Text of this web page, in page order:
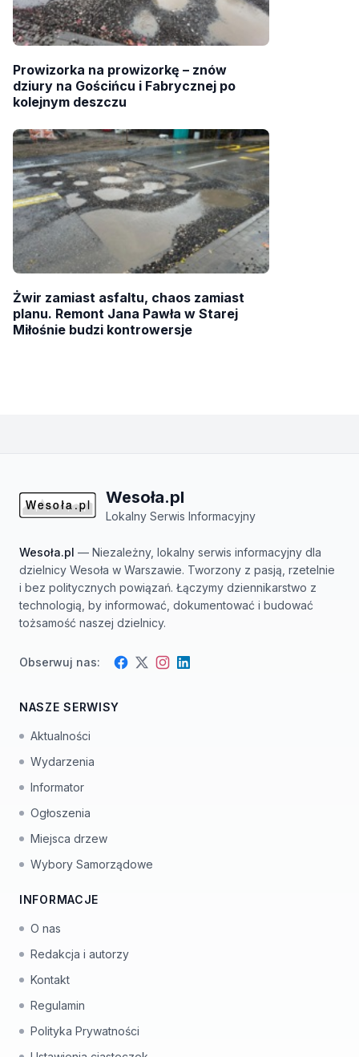
Prowizorka na prowizorkę – znów
dziury na Gościńcu i Fabrycznej po
kolejnym deszczu
Żwir zamiast asfaltu, chaos zamiast
planu. Remont Jana Pawła w Starej
Miłośnie budzi kontrowersje
Wesoła.pl
Lokalny Serwis Informacyjny
Wesoła.pl — Niezależny, lokalny serwis informacyjny dla
dzielnicy Wesoła w Warszawie. Tworzony z pasją, rzetelnie
i bez politycznych powiązań. Łączymy dziennikarstwo z
technologią, by informować, dokumentować i budować
tożsamość naszej dzielnicy.
Obserwuj nas: Facebook
TwitterInstagram
LinkedIn
NASZE SERWISY
Aktualności
Wydarzenia
Informator
Ogłoszenia
Miejsca drzew
Wybory Samorządowe
INFORMACJE
O nas
Redakcja i autorzy
Kontakt
Regulamin
Polityka Prywatności